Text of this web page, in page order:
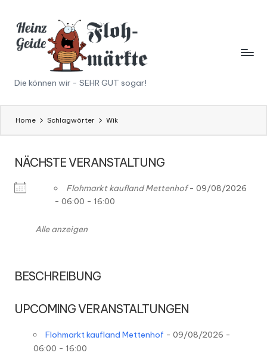
Skip
content
H
ei
n
G
ei
l
h
Die können wir - SEHR GUT sogar!
Home Schlagwörter Wik
NÄCHSTE VERANSTALTUNG
Flohmarkt kaufland Mettenhof- 09/08/2026
- 06:00 - 16:00
Alle anzeigen
BESCHREIBUNG
UPCOMING VERANSTALTUNGEN
Flohmarkt kaufland Mettenhof - 09/08/2026 -
06:00 - 16:00